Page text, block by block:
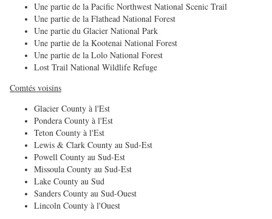
Une partie de la Pacific Northwest National Scenic Trail
Une partie de la Flathead National Forest
Une partie du Glacier National Park
Une partie de la Kootenai National Forest
Une partie de la Lolo National Forest
Lost Trail National Wildlife Refuge
Comtés voisins
Glacier County à l'Est
Pondera County à l'Est
Teton County à l'Est
Lewis & Clark County au Sud-Est
Powell County au Sud-Est
Missoula County au Sud-Est
Lake County au Sud
Sanders County au Sud-Ouest
Lincoln County à l'Ouest